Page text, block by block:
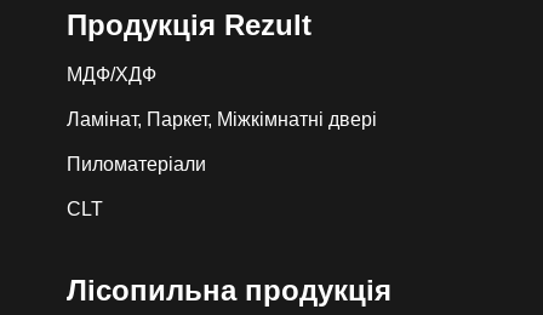
Продукція Rezult
МДФ/ХДФ
Ламінат, Паркет, Міжкімнатні двері
Пиломатеріали
CLT
Лiсопильна продукція